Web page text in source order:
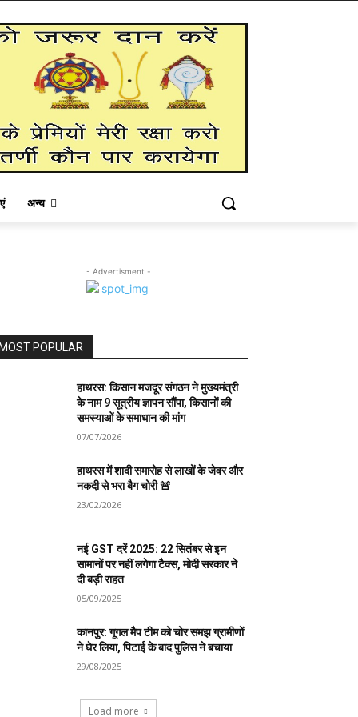
अन्य
- Advertisment -
MOST POPULAR
हाथरस: किसान मजदूर संगठन ने मुख्यमंत्री
के नाम 9 सूत्रीय ज्ञापन सौंपा, किसानों की
समस्याओं के समाधान की मांग
07/07/2026
हाथरस में शादी समारोह से लाखों के जेवर और
नकदी से भरा बैग चोरी 🚨
23/02/2026
नई GST दरें 2025: 22 सितंबर से इन
सामानों पर नहीं लगेगा टैक्स, मोदी सरकार ने
दी बड़ी राहत
05/09/2025
कानपुर: गूगल मैप टीम को चोर समझ ग्रामीणों
ने घेर लिया, पिटाई के बाद पुलिस ने बचाया
29/08/2025
Load more